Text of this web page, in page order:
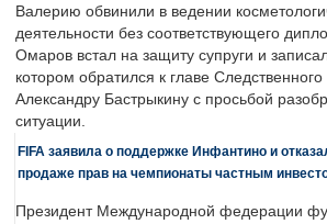
Валерию обвинили в ведении
деятельности без соответствующего
Омаров встал на защиту супруги и
котором обратился к главе
Александру Бастрыкину с просьбой
ситуации.
FIFA заявила о поддержке Инфантино и
продаже прав на чемпионаты частным
Президент Международной федерации